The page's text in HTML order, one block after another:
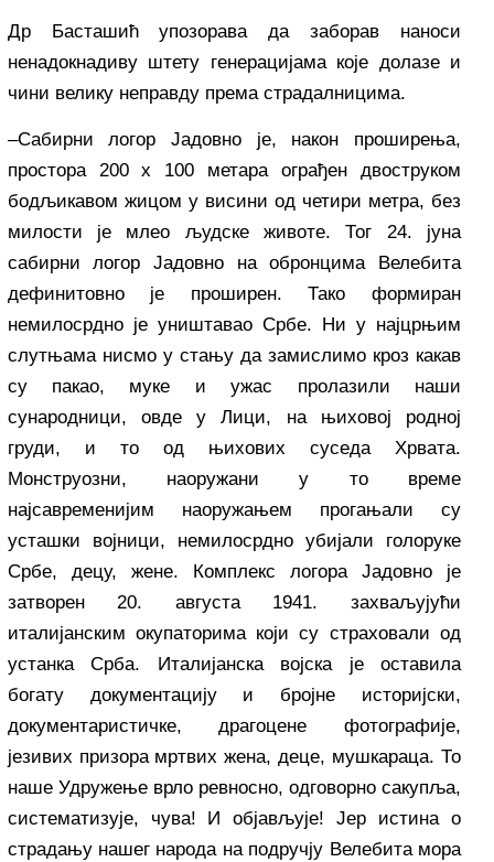
Др Басташић упозорава да заборав наноси
ненадокнадиву штету генерацијама које долазе и
чини велику неправду према страдалницима.
–Сабирни логор Јадовно је, након проширења,
простора 200 x 100 метара ограђен двоструком
бодљикавом жицом у висини од четири метра, без
милости је млео људске животе. Тог 24. јуна
сабирни логор Јадовно на обронцима Велебита
дефинитовно је проширен. Тако формиран
немилосрдно је уништавао Србе. Ни у најцрњим
слутњама нисмо у стању да замислимо кроз какав
су пакао, муке и ужас пролазили наши
сународници, овде у Лици, на њиховој родној
груди, и то од њихових суседа Хрвата.
Монструозни, наоружани у то време
најсавременијим наоружањем прогањали су
усташки војници, немилосрдно убијали голоруке
Србе, децу, жене. Комплекс логора Јадовно је
затворен 20. августа 1941. захваљујући
италијанским окупаторима који су страховали од
устанка Срба. Италијанска војска је оставила
богату документацију и бројне историјски,
документаристичке, драгоцене фотографије,
језивих призора мртвих жена, деце, мушкараца. То
наше Удружење врло ревносно, одговорно сакупља,
систематизује, чува! И објављује! Јер истина о
страдању нашег народа на подручју Велебита мора